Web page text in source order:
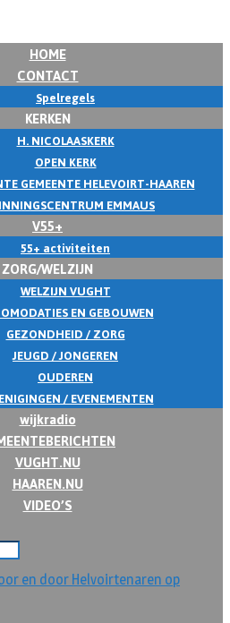
HOME
CONTACT
Spelregels
KERKEN
H. NICOLAASKERK
OPEN KERK
GEMEENTE HELEVOIRT-HAAREN
EMMAUS
V55+
55+ activiteiten
ZORG/WELZIJN
WELZIJN VUGHT
EN GEBOUWEN
GEZONDHEID / ZORG
JEUGD / JONGEREN
OUDEREN
/ EVENEMENTEN
wijkradio
VUGHT.NU
HAAREN.NU
VIDEO’S